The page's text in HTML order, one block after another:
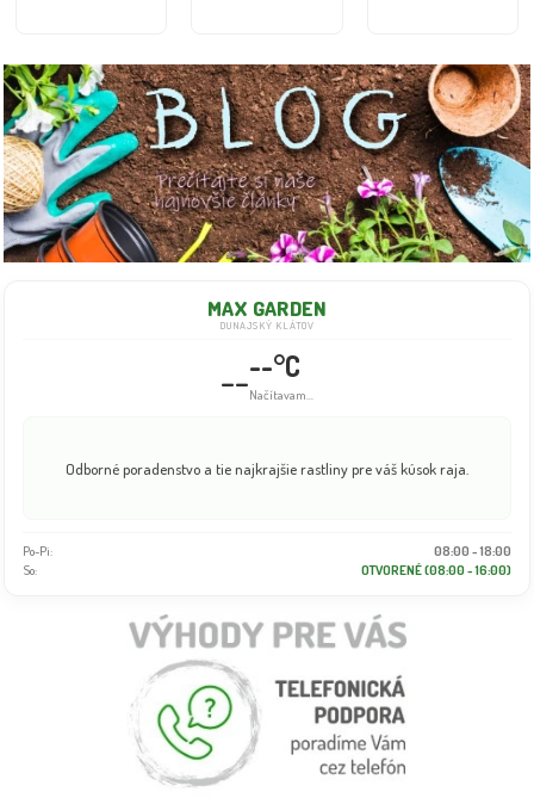
MAX GARDEN
DUNAJSKÝ KLÁTOV
----°C
Načítavam...
Odborné poradenstvo a tie najkrajšie rastliny pre váš kúsok raja.
Po-Pi:
08:00 - 18:00
So:
OTVORENÉ (08:00 - 16:00)